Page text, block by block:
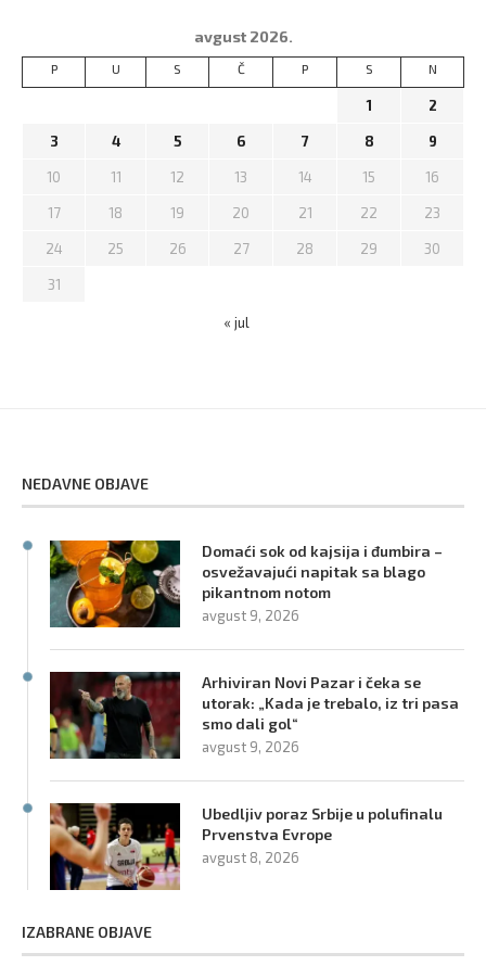
avgust 2026.
P U S Č P S N
1 2
3 4 5 6 7 8 9
10 11 12 13 14 15 16
17 18 19 20 21 22 23
24 25 26 27 28 29 30
31
« jul
NEDAVNE OBJAVE
Domaći sok od kajsija i đumbira –
osvežavajući napitak sa blago
pikantnom notom
avgust 9, 2026
Arhiviran Novi Pazar i čeka se
utorak: „Kada je trebalo, iz tri pasa
smo dali gol“
avgust 9, 2026
Ubedljiv poraz Srbije u polufinalu
Prvenstva Evrope
avgust 8, 2026
IZABRANE OBJAVE